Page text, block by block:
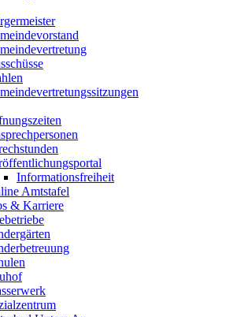
Informationsfreiheit
Amtstafel
& Karriere